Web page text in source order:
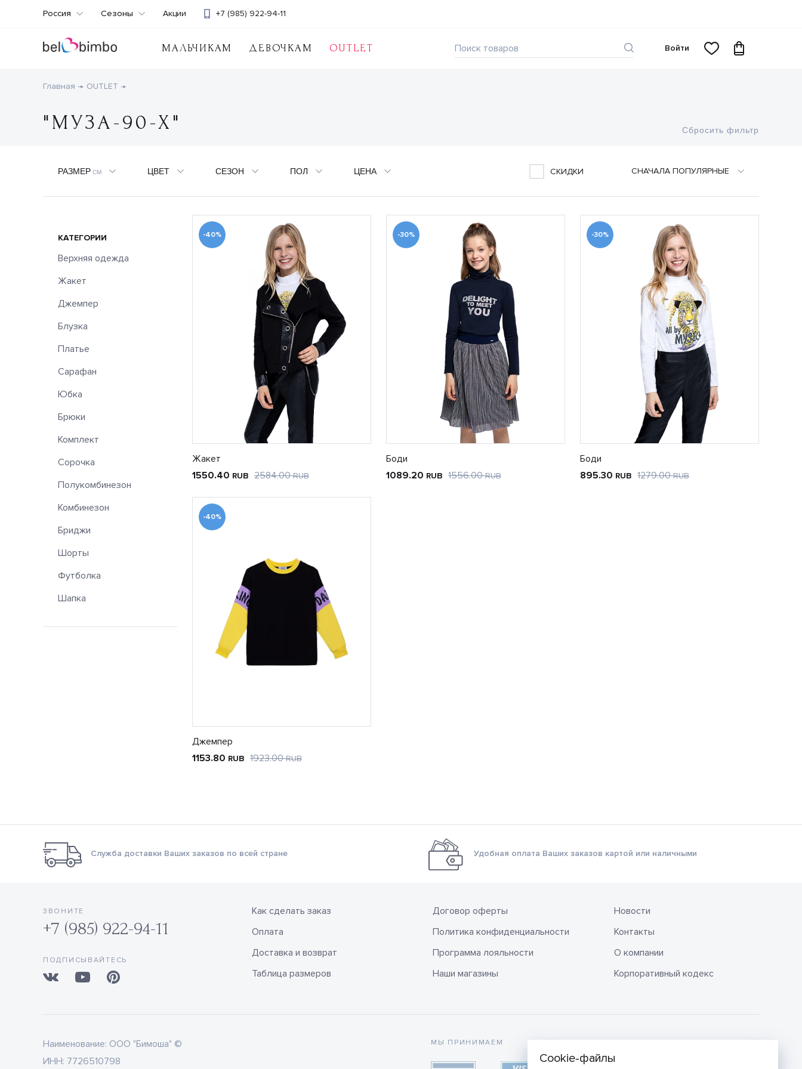
МАЛЬЧИКАМ ДЕВОЧКАМ OUTLET
+7 (985) 922-94-11
Россия Сезоны Акции
Войти
Главная OUTLET
"МУЗА-90-Х"
CНАЧАЛА ПОПУЛЯРНЫЕ
Сбросить фильтр
РАЗМЕР СМ ЦВЕТ СЕЗОН ПОЛ ЦЕНА СКИДКИ
КАТЕГОРИИ
Верхняя одежда
Жакет
Джемпер
Блузка
Платье
Сарафан
Юбка
Брюки
Комплект
Сорочка
Полукомбинезон
Комбинезон
Бриджи
Шорты
Футболка
Шапка
-40%
Жакет
1550.40 RUB 2584.00RUB
-30%
Боди
1089.20 RUB 1556.00RUB
-30%
Боди
895.30 RUB 1279.00RUB
-40%
Джемпер
1153.80 RUB 1923.00RUB
Служба доставки Ваших заказов по всей стране Удобная оплата Ваших заказов картой или наличными
ЗВОНИТЕ
+7 (985) 922-94-11
ПОДПИСЫВАЙТЕСЬ
Как сделать заказ
Оплата
Доставка и возврат
Таблица размеров
Договор оферты
Политика конфиденциальности
Программа лояльности
Наши магазины
Новости
Контакты
О компании
Корпоративный кодекс
Наименование: ООО "Бимоша" ©
ИНН: 7726510798
МЫ ПРИНИМАЕМ